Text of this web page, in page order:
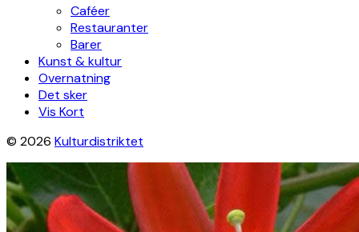
sub
menu
Caféer
Restauranter
Barer
Kunst & kultur
Overnatning
Det sker
Vis Kort
© 2026 Kulturdistriktet